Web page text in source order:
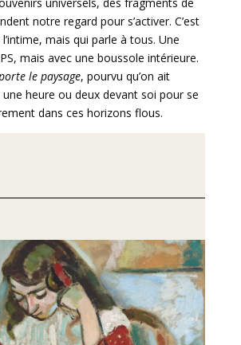
notre regard pour s’activer. C’est
mais qui parle à tous. Une
mais avec une boussole intérieure.
le paysage, pourvu qu’on ait
une heure ou deux devant soi pour se
dans ces horizons flous.